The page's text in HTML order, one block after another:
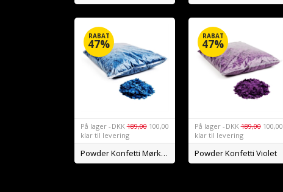
RABAT
47%
DKK 189,00 100,00
På lager -
klar til levering
Powder Konfetti Mørkeblå
RABAT
47%
DKK 189,00 100,00
På lager -
klar til levering
Powder Konfetti Violet